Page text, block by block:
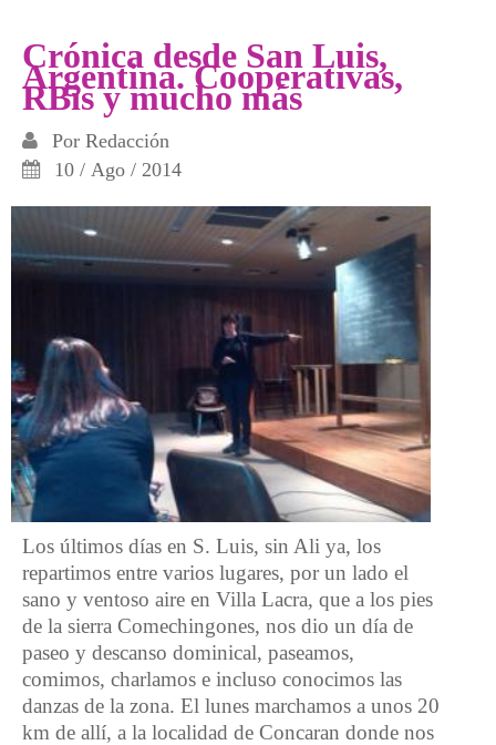
transgénicos y los monocultivos
Crónica desde San Luis,
Argentina. Cooperativas,
RBis y mucho más
Por Redacción
10 / Ago / 2014
Los últimos días en S. Luis, sin Ali ya, los
repartimos entre varios lugares, por un lado el
sano y ventoso aire en Villa Lacra, que a los pies
de la sierra Comechingones, nos dio un día de
paseo y descanso dominical, paseamos,
comimos, charlamos e incluso conocimos las
danzas de la zona. El lunes marchamos a unos 20
km de allí, a la localidad de Concaran donde nos